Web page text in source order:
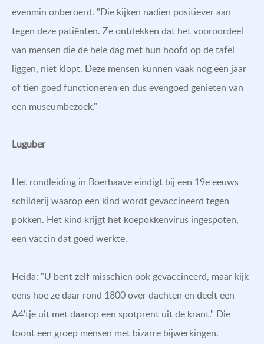
evenmin onberoerd. "Die kijken nadien positiever aan
tegen deze patiënten. Ze ontdekken dat het vooroordeel
van mensen die de hele dag met hun hoofd op de tafel
liggen, niet klopt. Deze mensen kunnen vaak nog een jaar
of tien goed functioneren en dus evengoed genieten van
een museumbezoek."
Luguber
Het rondleiding in Boerhaave eindigt bij een 19e eeuws
schilderij waarop een kind wordt gevaccineerd tegen
pokken. Het kind krijgt het koepokkenvirus ingespoten,
een vaccin dat goed werkte.
Heida: "U bent zelf misschien ook gevaccineerd, maar kijk
eens hoe ze daar rond 1800 over dachten en deelt een
A4'tje uit met daarop een spotprent uit de krant." Die
toont een groep mensen met bizarre bijwerkingen.